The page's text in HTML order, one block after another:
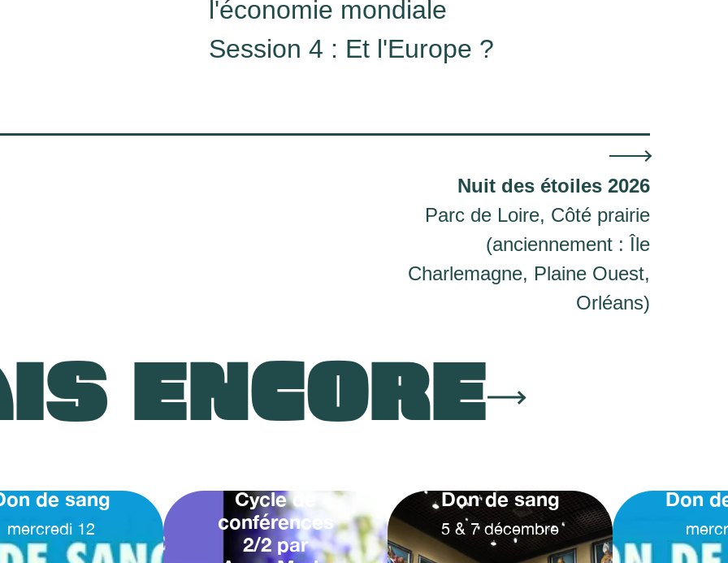
l'économie mondiale
Session 4 : Et l'Europe ?
Nuit des étoiles 2026
Parc de Loire, Côté prairie
(anciennement : Île
Charlemagne, Plaine Ouest,
Orléans)
ENCORE
de sang
mercredi 12
Cycle de
conférences
2/2 par
Don de sang
5 & 7 décembre
Don